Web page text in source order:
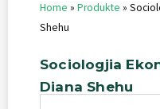
Home » Produkte »
Shehu
Sociologjia
Diana Shehu